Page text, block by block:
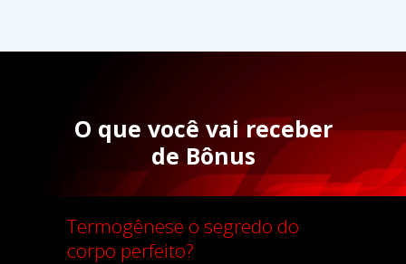
O que você vai receber
de Bônus
Termogênese o segredo do
corpo perfeito?